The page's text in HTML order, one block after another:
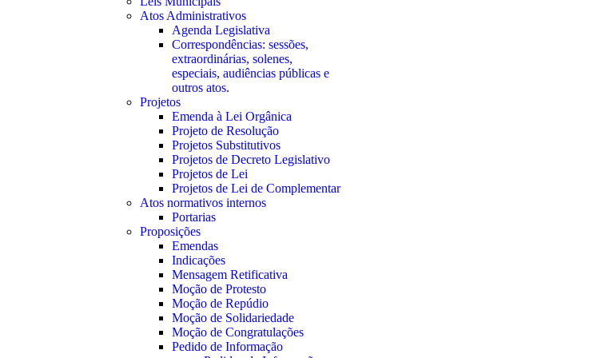
Atos Administrativos
Agenda Legislativa
Correspondências: sessões,
extraordinárias, solenes,
especiais, audiências públicas e
outros atos.
Projetos
Emenda à Lei Orgânica
Projeto de Resolução
Projetos Substitutivos
Projetos de Decreto Legislativo
Projetos de Lei
Projetos de Lei de Complementar
Atos normativos internos
Portarias
Proposições
Emendas
Indicações
Mensagem Retificativa
Moção de Protesto
Moção de Repúdio
Moção de Solidariedade
Moção de Congratulações
Pedido de Informação